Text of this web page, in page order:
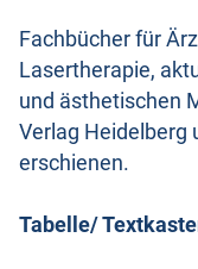
Fachbücher für
Lasertherapie,
und ästhetischen
Verlag Heidelberg
erschienen.
Tabelle/